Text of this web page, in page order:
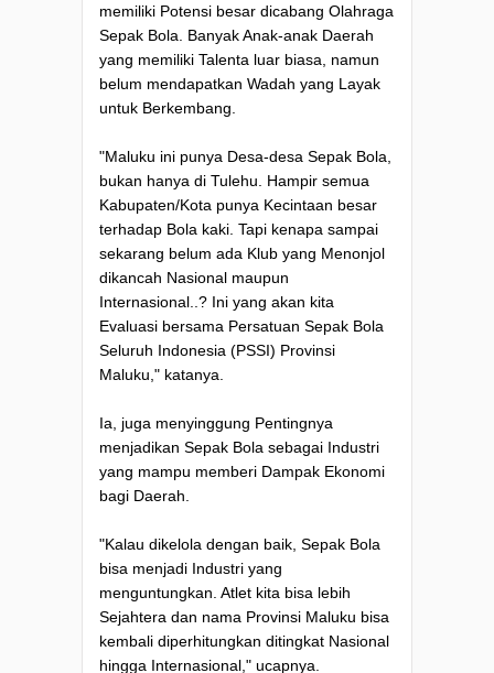
memiliki Potensi besar dicabang Olahraga
Sepak Bola. Banyak Anak-anak Daerah
yang memiliki Talenta luar biasa, namun
belum mendapatkan Wadah yang Layak
untuk Berkembang.
"Maluku ini punya Desa-desa Sepak Bola,
bukan hanya di Tulehu. Hampir semua
Kabupaten/Kota punya Kecintaan besar
terhadap Bola kaki. Tapi kenapa sampai
sekarang belum ada Klub yang Menonjol
dikancah Nasional maupun
Internasional..? Ini yang akan kita
Evaluasi bersama Persatuan Sepak Bola
Seluruh Indonesia (PSSI) Provinsi
Maluku," katanya.
Ia, juga menyinggung Pentingnya
menjadikan Sepak Bola sebagai Industri
yang mampu memberi Dampak Ekonomi
bagi Daerah.
"Kalau dikelola dengan baik, Sepak Bola
bisa menjadi Industri yang
menguntungkan. Atlet kita bisa lebih
Sejahtera dan nama Provinsi Maluku bisa
kembali diperhitungkan ditingkat Nasional
hingga Internasional," ucapnya.